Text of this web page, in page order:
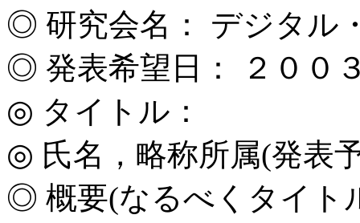
◎ 研究会名： デジタル
◎ 発表希望日： ２００
◎ タイトル：
◎ 氏名，略称所属(発表
◎ 概要(なるべくタイト